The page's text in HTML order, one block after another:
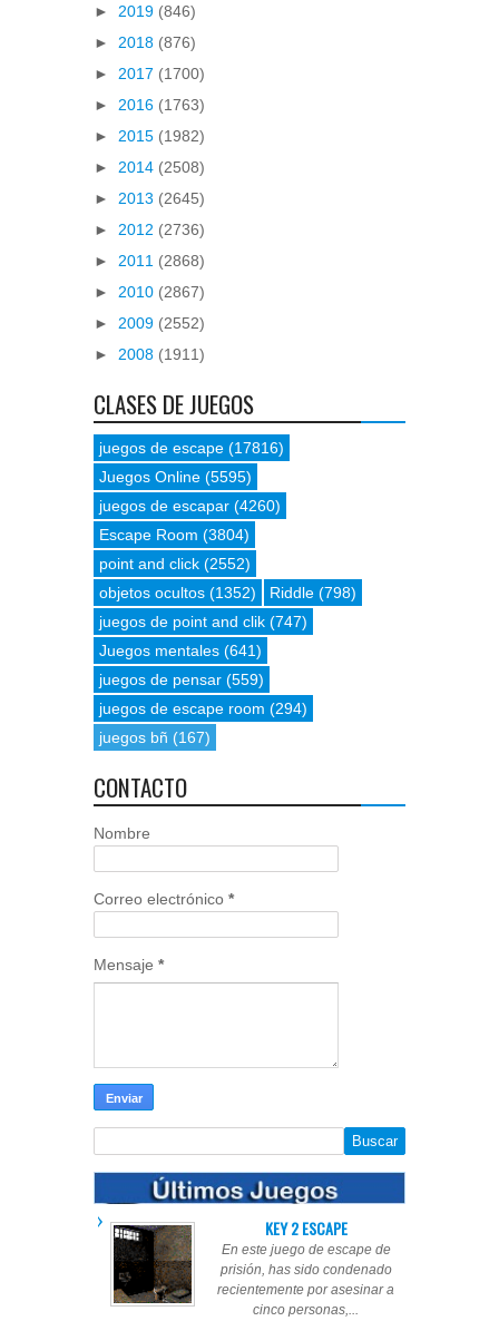
► 2019 (846)
► 2018 (876)
► 2017 (1700)
► 2016 (1763)
► 2015 (1982)
► 2014 (2508)
► 2013 (2645)
► 2012 (2736)
► 2011 (2868)
► 2010 (2867)
► 2009 (2552)
► 2008 (1911)
CLASES DE JUEGOS
juegos de escape (17816)
Juegos Online (5595)
juegos de escapar (4260)
Escape Room (3804)
point and click (2552)
objetos ocultos (1352) Riddle (798)
juegos de point and clik (747)
Juegos mentales (641)
juegos de pensar (559)
juegos de escape room (294)
juegos bñ (167)
CONTACTO
Nombre
Correo electrónico *
Mensaje *
KEY 2 ESCAPE
En este juego de escape de
prisión, has sido condenado
recientemente por asesinar a
cinco personas,...